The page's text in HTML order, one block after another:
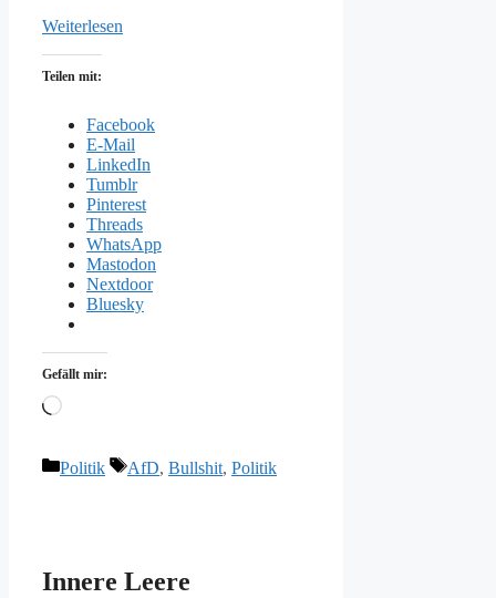
Weiterlesen
Teilen mit:
Facebook
E-Mail
LinkedIn
Tumblr
Pinterest
Threads
WhatsApp
Mastodon
Nextdoor
Bluesky
Gefällt mir:
Wird
Kategorien
Politik Schlagwörter
AfD, Bullshit, Politik
Innere Leere